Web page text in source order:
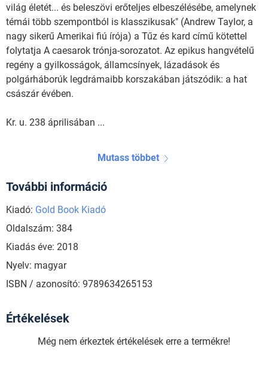
világ életét... és beleszövi erőteljes elbeszélésébe, amelynek
témái több szempontból is klasszikusak" (Andrew Taylor, a
nagy sikerű Amerikai fiú írója) a Tűz és kard című kötettel
folytatja A caesarok trónja-sorozatot. Az epikus hangvételű
regény a gyilkosságok, államcsínyek, lázadások és
polgárháborúk legdrámaibb korszakában játszódik: a hat
császár évében.
Kr. u. 238 áprilisában ...
Mutass többet
További információ
Kiadó: Gold Book Kiadó
Oldalszám: 384
Kiadás éve: 2018
Nyelv: magyar
ISBN / azonosító: 9789634265153
Értékelések
Még nem érkeztek értékelések erre a termékre!